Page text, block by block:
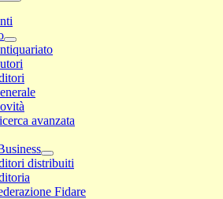
avanzata
distribuiti
Fidare